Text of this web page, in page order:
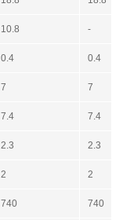
10.8 -
0.4 0.4
7 7
7.4 7.4
2.3 2.3
2 2
740 740